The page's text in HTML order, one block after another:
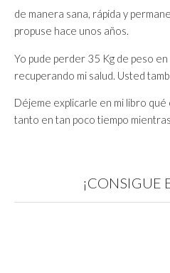
de manera sana, rápida y
propuse hace unos años.
Yo pude perder 35 Kg de peso
recuperando mi salud. Usted
Déjeme explicarle en mi libro
tanto en tan poco tiempo
¡CONSIGUE